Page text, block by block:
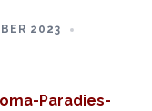
2023
Paradies-